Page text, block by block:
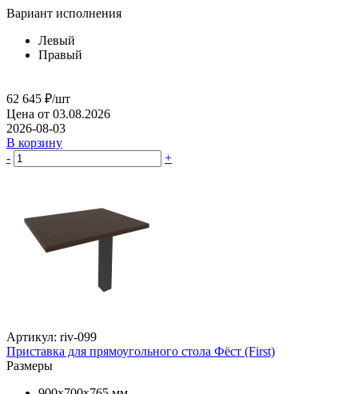
Вариант исполнения
Левый
Правый
62 645 ₽/шт
Цена от 03.08.2026
2026-08-03
В корзину
-
+
Артикул: riv-099
Приставка для прямоугольного стола Фёст (First)
Размеры